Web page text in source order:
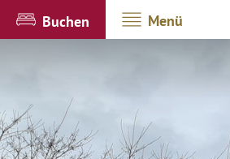
Buchen Menü